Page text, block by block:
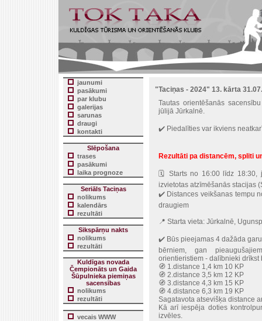
jaunumi
pasākumi
par klubu
galerijas
sarunas
draugi
kontakti
Slēpošana
trases
pasākumi
laika prognoze
Seriāls Taciņas
nolikums
kalendārs
rezultāti
Sikspārņu nakts
nolikums
rezultāti
Kuldīgas novada
Čempionāts un Gaida
Šūpulnieka piemiņas
sacensības
nolikums
rezultāti
vecais WWW
"Taciņas - 2024" 13. kārta
Tautas orientēšanās
jūlijā Jūrkalnē.
✔️ Piedalīties var ikviens
Rezultāti pa distancēm, spliti
🗓 Starts no 16:00 līdz 18:30,
izvietotas atzīmēšanās stacijas
✔️ Distances veikšanas tempu
draugiem
📍 Starta vieta: Jūrkalnē,
✔️ Būs pieejamas 4 dažāda
bērniem, gan
orientieristiem - dalībnieki
🧭 1.distance 1,4 km 10 KP
🧭 2.distance 3,5 km 12 KP
🧭 3.distance 4,3 km 15 KP
🧭 4.distance 6,3 km 19 KP
Sagatavota atsevišķa distance
Kā arī iespēja doties
izvēles.